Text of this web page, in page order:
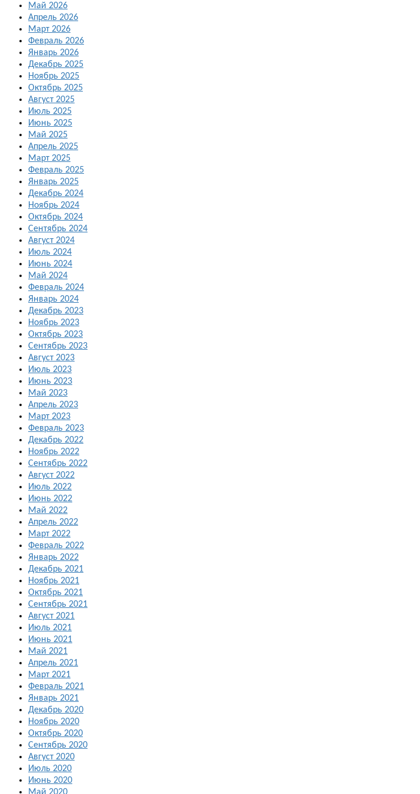
Май 2026
Апрель 2026
Март 2026
Февраль 2026
Январь 2026
Декабрь 2025
Ноябрь 2025
Октябрь 2025
Август 2025
Июль 2025
Июнь 2025
Май 2025
Апрель 2025
Март 2025
Февраль 2025
Январь 2025
Декабрь 2024
Ноябрь 2024
Октябрь 2024
Сентябрь 2024
Август 2024
Июль 2024
Июнь 2024
Май 2024
Февраль 2024
Январь 2024
Декабрь 2023
Ноябрь 2023
Октябрь 2023
Сентябрь 2023
Август 2023
Июль 2023
Июнь 2023
Май 2023
Апрель 2023
Март 2023
Февраль 2023
Декабрь 2022
Ноябрь 2022
Сентябрь 2022
Август 2022
Июль 2022
Июнь 2022
Май 2022
Апрель 2022
Март 2022
Февраль 2022
Январь 2022
Декабрь 2021
Ноябрь 2021
Октябрь 2021
Сентябрь 2021
Август 2021
Июль 2021
Июнь 2021
Май 2021
Апрель 2021
Март 2021
Февраль 2021
Январь 2021
Декабрь 2020
Ноябрь 2020
Октябрь 2020
Сентябрь 2020
Август 2020
Июль 2020
Июнь 2020